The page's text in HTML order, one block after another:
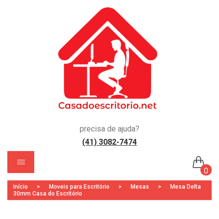
precisa de ajuda?
(41) 3082-7474
0
Nenhum produto no carrinho.
Início > Moveis para Escritório > Mesas >
Mesa Delta
30mm Casa do Escritório